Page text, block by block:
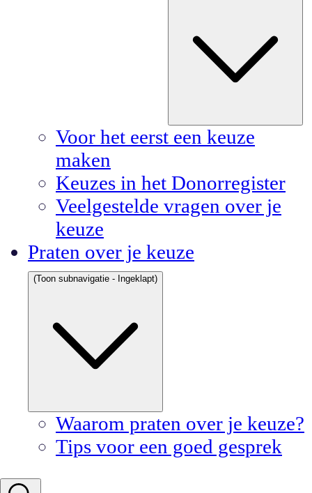
Voor het eerst een keuze
maken
Keuzes in het Donorregister
Veelgestelde vragen over je
keuze
Praten over je keuze
(Toon subnavigatie - Ingeklapt)
Waarom praten over je keuze?
Tips voor een goed gesprek